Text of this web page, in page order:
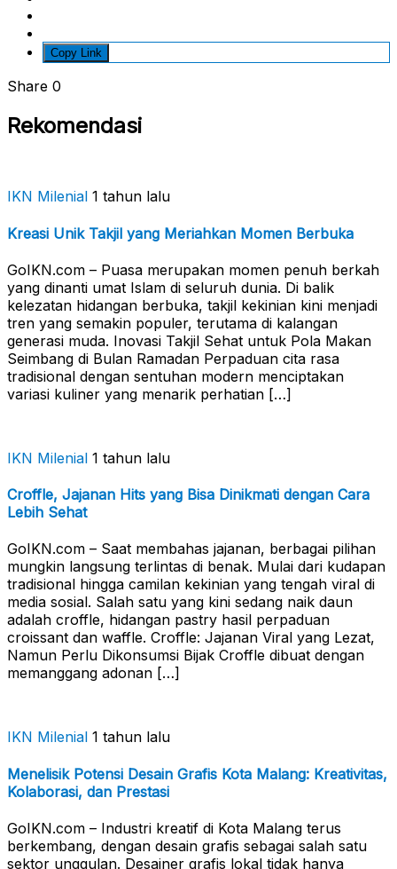
Copy Link
Share 0
Rekomendasi
IKN Milenial 1 tahun lalu
Kreasi Unik Takjil yang Meriahkan Momen Berbuka
GoIKN.com – Puasa merupakan momen penuh berkah
yang dinanti umat Islam di seluruh dunia. Di balik
kelezatan hidangan berbuka, takjil kekinian kini menjadi
tren yang semakin populer, terutama di kalangan
generasi muda. Inovasi Takjil Sehat untuk Pola Makan
Seimbang di Bulan Ramadan Perpaduan cita rasa
tradisional dengan sentuhan modern menciptakan
variasi kuliner yang menarik perhatian […]
IKN Milenial 1 tahun lalu
Croffle, Jajanan Hits yang Bisa Dinikmati dengan Cara
Lebih Sehat
GoIKN.com – Saat membahas jajanan, berbagai pilihan
mungkin langsung terlintas di benak. Mulai dari kudapan
tradisional hingga camilan kekinian yang tengah viral di
media sosial. Salah satu yang kini sedang naik daun
adalah croffle, hidangan pastry hasil perpaduan
croissant dan waffle. Croffle: Jajanan Viral yang Lezat,
Namun Perlu Dikonsumsi Bijak Croffle dibuat dengan
memanggang adonan […]
IKN Milenial 1 tahun lalu
Menelisik Potensi Desain Grafis Kota Malang: Kreativitas,
Kolaborasi, dan Prestasi
GoIKN.com – Industri kreatif di Kota Malang terus
berkembang, dengan desain grafis sebagai salah satu
sektor unggulan. Desainer grafis lokal tidak hanya